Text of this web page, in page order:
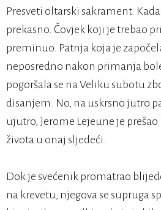
Presveti oltarski sakrament.
prekasno. Čovjek koji je trebao
preminuo. Patnja koja je
neposredno nakon primanja
pogoršala se na Veliku subotu
disanjem. No, na uskrsno jutro
ujutro, Jerome Lejeune je
života u onaj sljedeći.
Dok je svećenik promatrao
na krevetu, njegova se supruga